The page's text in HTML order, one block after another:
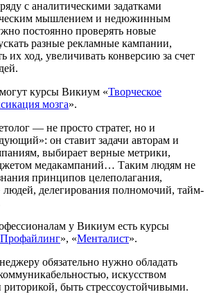
с аналитическими задатками
мышлением и недюжинным
постоянно проверять новые
разные рекламные кампании,
их ход, увеличивать конверсию за счет
курсы Викиум «Творческое
мозга».
— не просто стратег, но и
он ставит задачи авторам и
выбирает верные метрики,
медакампаний… Таким людям не
принципов целеполагания,
людей, делегирования полномочий, тайм-
у Викиум есть курсы
Профайлинг», «Менталист».
обязательно нужно обладать
искусством
риторикой, быть стрессоустойчивыми.